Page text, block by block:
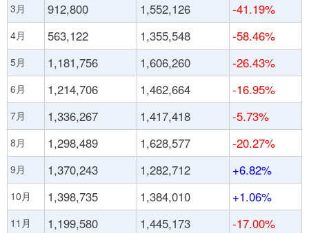
3月 912,800 1,552,126 -41.19%
4月 563,122 1,355,548 -58.46%
5月 1,181,756 1,606,260 -26.43%
6月 1,214,706 1,462,664 -16.95%
7月 1,336,267 1,417,418 -5.73%
8月 1,298,489 1,628,577 -20.27%
9月 1,370,243 1,282,712 +6.82%
10月 1,398,735 1,384,010 +1.06%
11月 1,199,580 1,445,173 -17.00%